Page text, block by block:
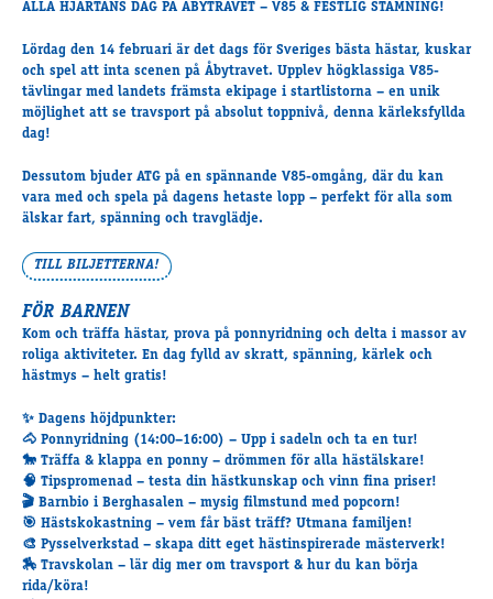
Travkonferens
Aktiviteter
Tävling
Tävlingsserier
Aktiva
Månadens B-tränare 2026
Euro Classic Trot
Andelshästar
Åby Stora Pris 2026
Supertorsdag för företag
Supertorsdag
Ponnytravtävlingar
Ridsport
ALLA HJÄRTANS DAG PÅ ÅBYTRAVET – V85 & FESTLIG STÄMNING!
Lördag den 14 februariär det dags för Sveriges bästa hästar, kuskar
och spel att inta scenen på Åbytravet. Upplev högklassiga V85-
tävlingarmed landets främsta ekipage i startlistorna – en unik
möjlighet att se travsport på absolut toppnivå, denna kärleksfyllda
dag!
Dessutom bjuder ATGpå en spännande V85-omgång, där du kan
vara med och spela på dagens hetaste lopp – perfekt för alla som
älskar fart, spänning och travglädje.
TILL BILJETTERNA!
FÖR BARNEN
Kom och träffa hästar, prova på ponnyridning och delta i massor av
roliga aktiviteter. En dag fylld av skratt, spänning, kärlek och
hästmys – helt gratis!
✨ Dagens höjdpunkter:
🐴 Ponnyridning (14:00–16:00) – Upp i sadeln och ta en tur!
🐎 Träffa & klappa en ponny – drömmen för alla hästälskare!
🧠 Tipspromenad – testa din hästkunskap och vinn fina priser!
🎬 Barnbio i Berghasalen – mysig filmstund med popcorn!
🎯 Hästskokastning – vem får bäst träff? Utmana familjen!
🎨 Pysselverkstad – skapa ditt eget hästinspirerade mästerverk!
🏇 Travskolan – lär dig mer om travsport & hur du kan börja
rida/köra!